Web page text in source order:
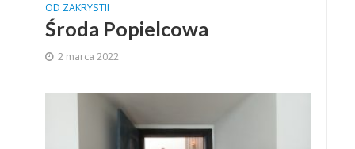
OD ZAKRYSTII
Środa Popielcowa
2 marca 2022